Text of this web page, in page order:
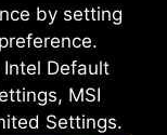
by setting
Default
MSI
Settings.
зменшує
і робить її
зі